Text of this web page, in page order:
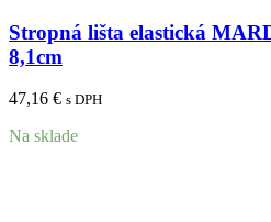
Stropná lišta elastická
8,1cm
47,16 € s DPH
Na sklade